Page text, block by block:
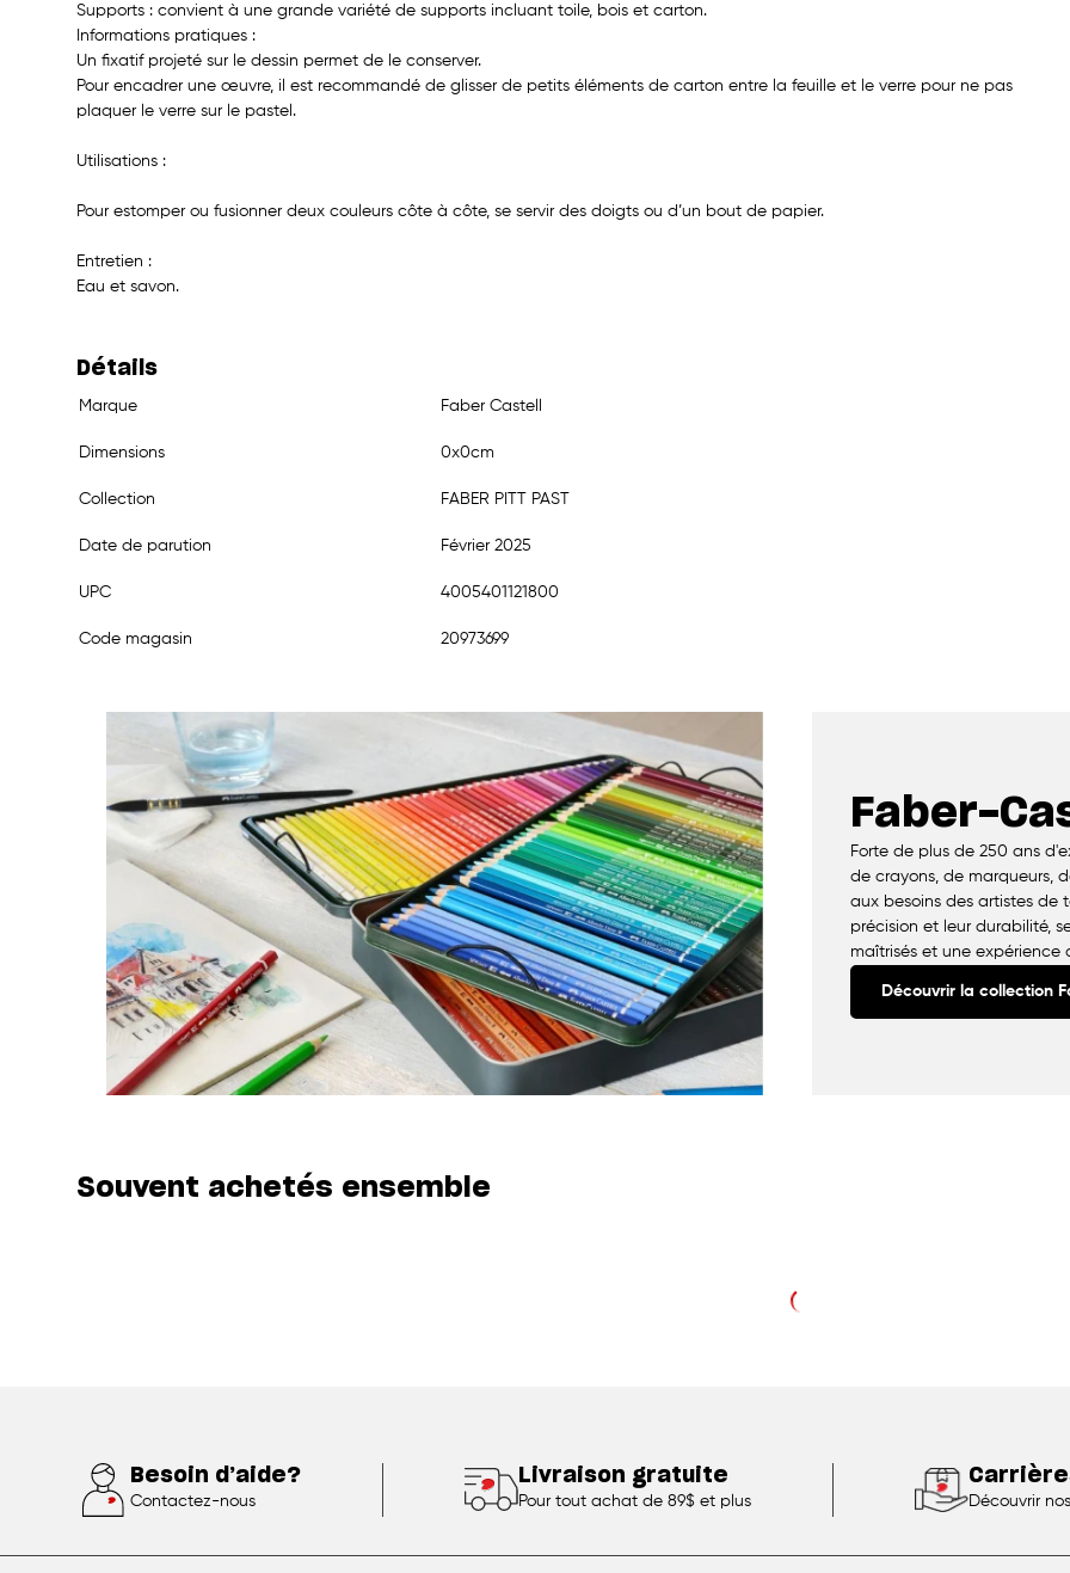
Supports : convient à une grande variété de supports incluant toile, bois et carton.
Informations pratiques :
Un fixatif projeté sur le dessin permet de le conserver.
Pour encadrer une œuvre, il est recommandé de glisser de petits éléments de carton entre la feuille et le verre pour ne pas
plaquer le verre sur le pastel.
Utilisations :
Pour estomper ou fusionner deux couleurs côte à côte, se servir des doigts ou d’un bout de papier.
Entretien :
Eau et savon.
Détails
Marque Faber Castell
Dimensions 0x0cm
Collection FABER PITT PAST
Date de parution Février 2025
UPC 4005401121800
Code magasin 20973699
Faber-
Forte de plus de 250 ans
de crayons, de marqueurs,
aux besoins des artistes de
précision et leur durabilité,
maîtrisés et une expérience
Découvrir la collection
Souvent achetés ensemble
Besoin d’aide?
Contactez-nous
Livraison gratuite
Pour tout achat de 89$ et plus Découvrir